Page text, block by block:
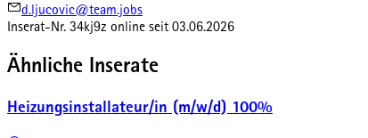
d.ljucovic@team.jobs
Inserat-Nr. 34kj9z online seit 03.06.2026
Ähnliche Inserate
Heizungsinstallateur/in (m/w/d) 100%